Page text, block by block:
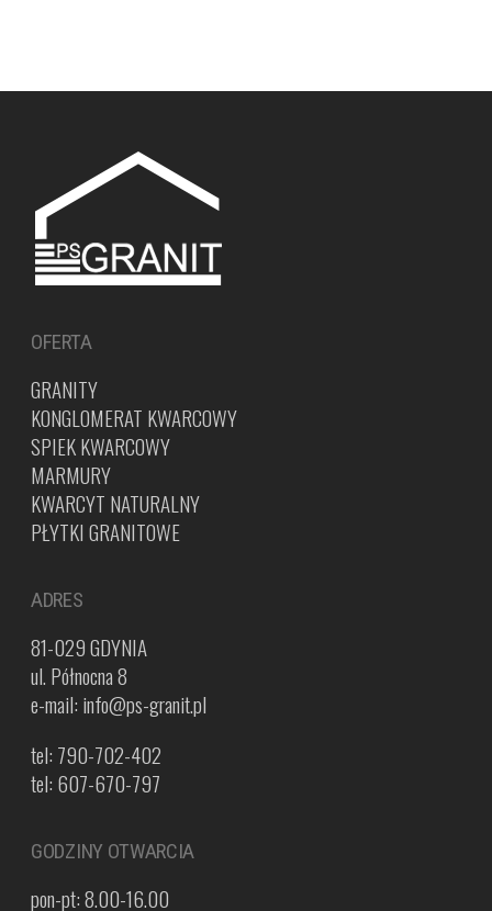
OFERTA
GRANITY
KONGLOMERAT KWARCOWY
SPIEK KWARCOWY
MARMURY
KWARCYT NATURALNY
PŁYTKI GRANITOWE
ADRES
81-029 GDYNIA
ul. Północna 8
e-mail: info@ps-granit.pl
tel: 790-702-402
tel: 607-670-797
GODZINY OTWARCIA
pon-pt: 8.00-16.00